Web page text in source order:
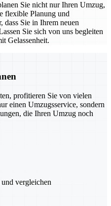
Sie nicht nur Ihren Umzug,
flexible Planung und
dass Sie in Ihrem neuen
Sie sich von uns begleiten
Gelassenheit.
profitieren Sie von vielen
einen Umzugsservice, sondern
die Ihren Umzug noch
vergleichen